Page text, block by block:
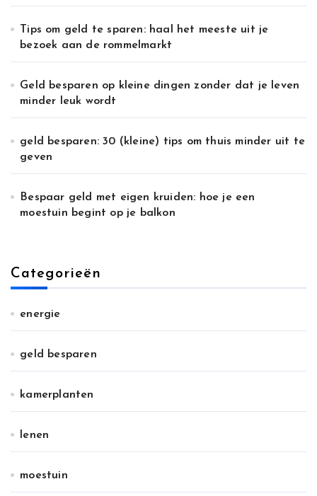
Tips om geld te sparen: haal het meeste uit je
bezoek aan de rommelmarkt
Geld besparen op kleine dingen zonder dat je leven
minder leuk wordt
geld besparen: 30 (kleine) tips om thuis minder uit te
geven
Bespaar geld met eigen kruiden: hoe je een
moestuin begint op je balkon
Categorieën
energie
geld besparen
kamerplanten
lenen
moestuin